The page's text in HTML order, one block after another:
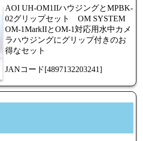
AOI UH-OM1IIハウジングとMPBK-
02グリップセット OM SYSTEM
OM-1MarkIIとOM-1対応用水中カメ
ラハウジングにグリップ付きのお
得なセット
JANコード[4897132203241]